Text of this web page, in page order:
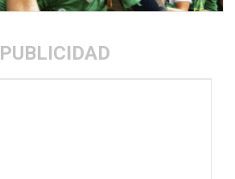
PUBLICIDAD